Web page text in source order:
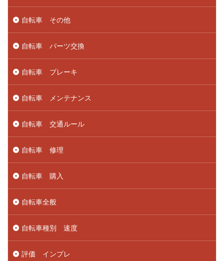
自転車 その他
自転車 パーツ交換
自転車 ブレーキ
自転車 メンテナンス
自転車 交通ルール
自転車 修理
自転車 購入
自転車全般
自転車種別 速度
評価 インプレ